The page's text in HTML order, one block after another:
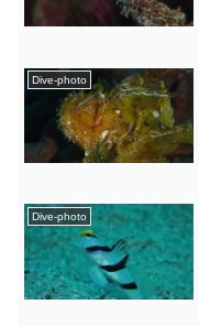
Dive-photo
Dive-photo